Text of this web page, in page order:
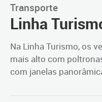
Transporte
Linha
Na Linha Turismo, os
mais alto com
com janelas